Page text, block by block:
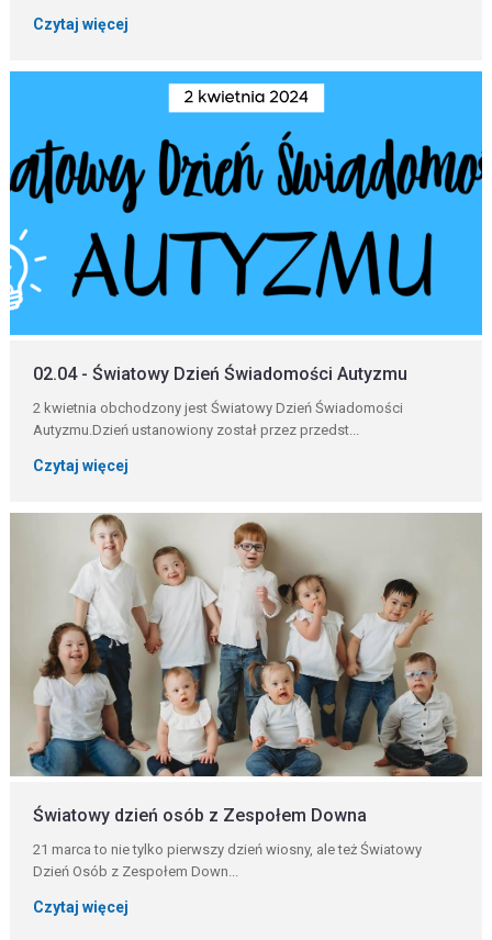
Czytaj więcej
02.04 - Światowy Dzień Świadomości Autyzmu
2 kwietnia obchodzony jest Światowy Dzień Świadomości
Autyzmu.Dzień ustanowiony został przez przedst...
Czytaj więcej
Światowy dzień osób z Zespołem Downa
21 marca to nie tylko pierwszy dzień wiosny, ale też Światowy
Dzień Osób z Zespołem Down...
Czytaj więcej